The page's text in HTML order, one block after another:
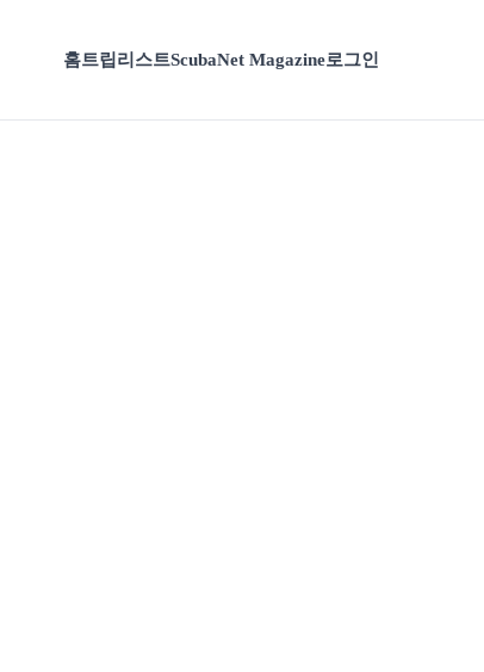
홈트립리스트ScubaNet Magazine로그인